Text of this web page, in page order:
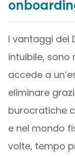
I vantaggi del
intuibile, sono
accede a
eliminare
burocratiche
e nel mondo
volte, tempo